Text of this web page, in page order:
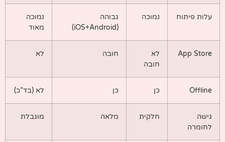
עלות פיתוח נמוכה
גבוהה
(iOS+Android)
נמוכה
מאוד
App Store
לא
חובה
חובה לא
Offline כן כן לא (בד”כ)
גישה
לחומרה
חלקית מלאה מוגבלת